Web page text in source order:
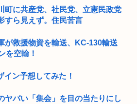
町に共産党、社民党、立憲民政党
すら見えず。住民苦言
が救援物資を輸送、KC-130輸送
を空輸！
イン予想してみた！
ヤバい「集会」を目の当たりにし